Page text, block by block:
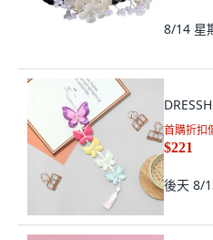
8/14 星
首購折扣
$221
後天 8/